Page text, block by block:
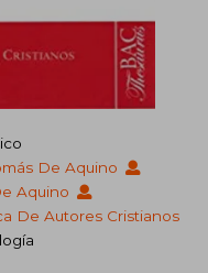
De Aquino
Aquino
De Autores Cristianos